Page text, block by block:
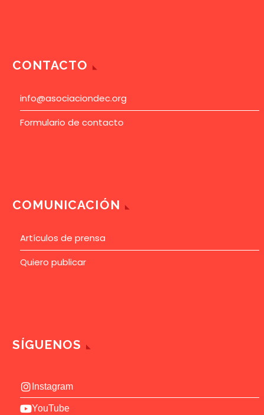
CONTACTO
info@asociaciondec.org
Formulario de contacto
COMUNICACIÓN
Artículos de prensa
Quiero publicar
SÍGUENOS
Instagram
YouTube